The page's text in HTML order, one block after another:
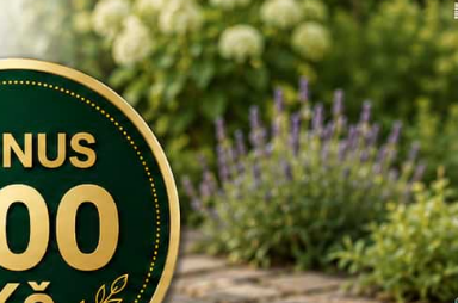
Plechová dóza na česnek GARLIC